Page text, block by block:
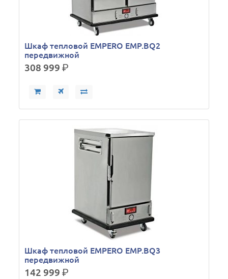
Шкаф тепловой EMPERO EMP.BQ2
передвижной
308 999р.
Шкаф тепловой EMPERO EMP.BQ3
передвижной
142 999р.